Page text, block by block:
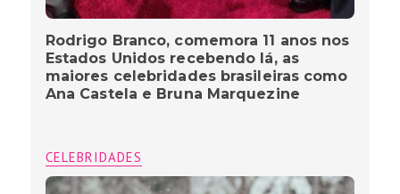
Rodrigo Branco, comemora 11 anos nos
Estados Unidos recebendo lá, as
maiores celebridades brasileiras como
Ana Castela e Bruna Marquezine
CELEBRIDADES